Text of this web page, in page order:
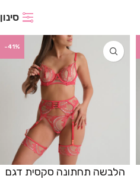
סינון
-41%
הלבשה תחתונה סקסית דגם